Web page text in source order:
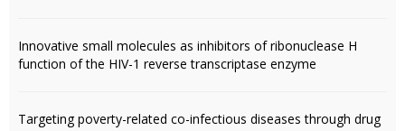
Innovative small molecules as inhibitors of ribonuclease H
function of the HIV-1 reverse transcriptase enzyme
Targeting poverty-related co-infectious diseases through drug